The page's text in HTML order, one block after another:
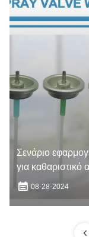
Σενάριο
για
08-28-2024